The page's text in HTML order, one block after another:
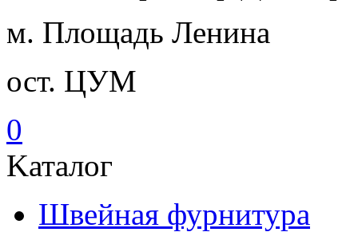
м. Площадь Ленина
ост. ЦУМ
0
Kаталог
Швейная фурнитура